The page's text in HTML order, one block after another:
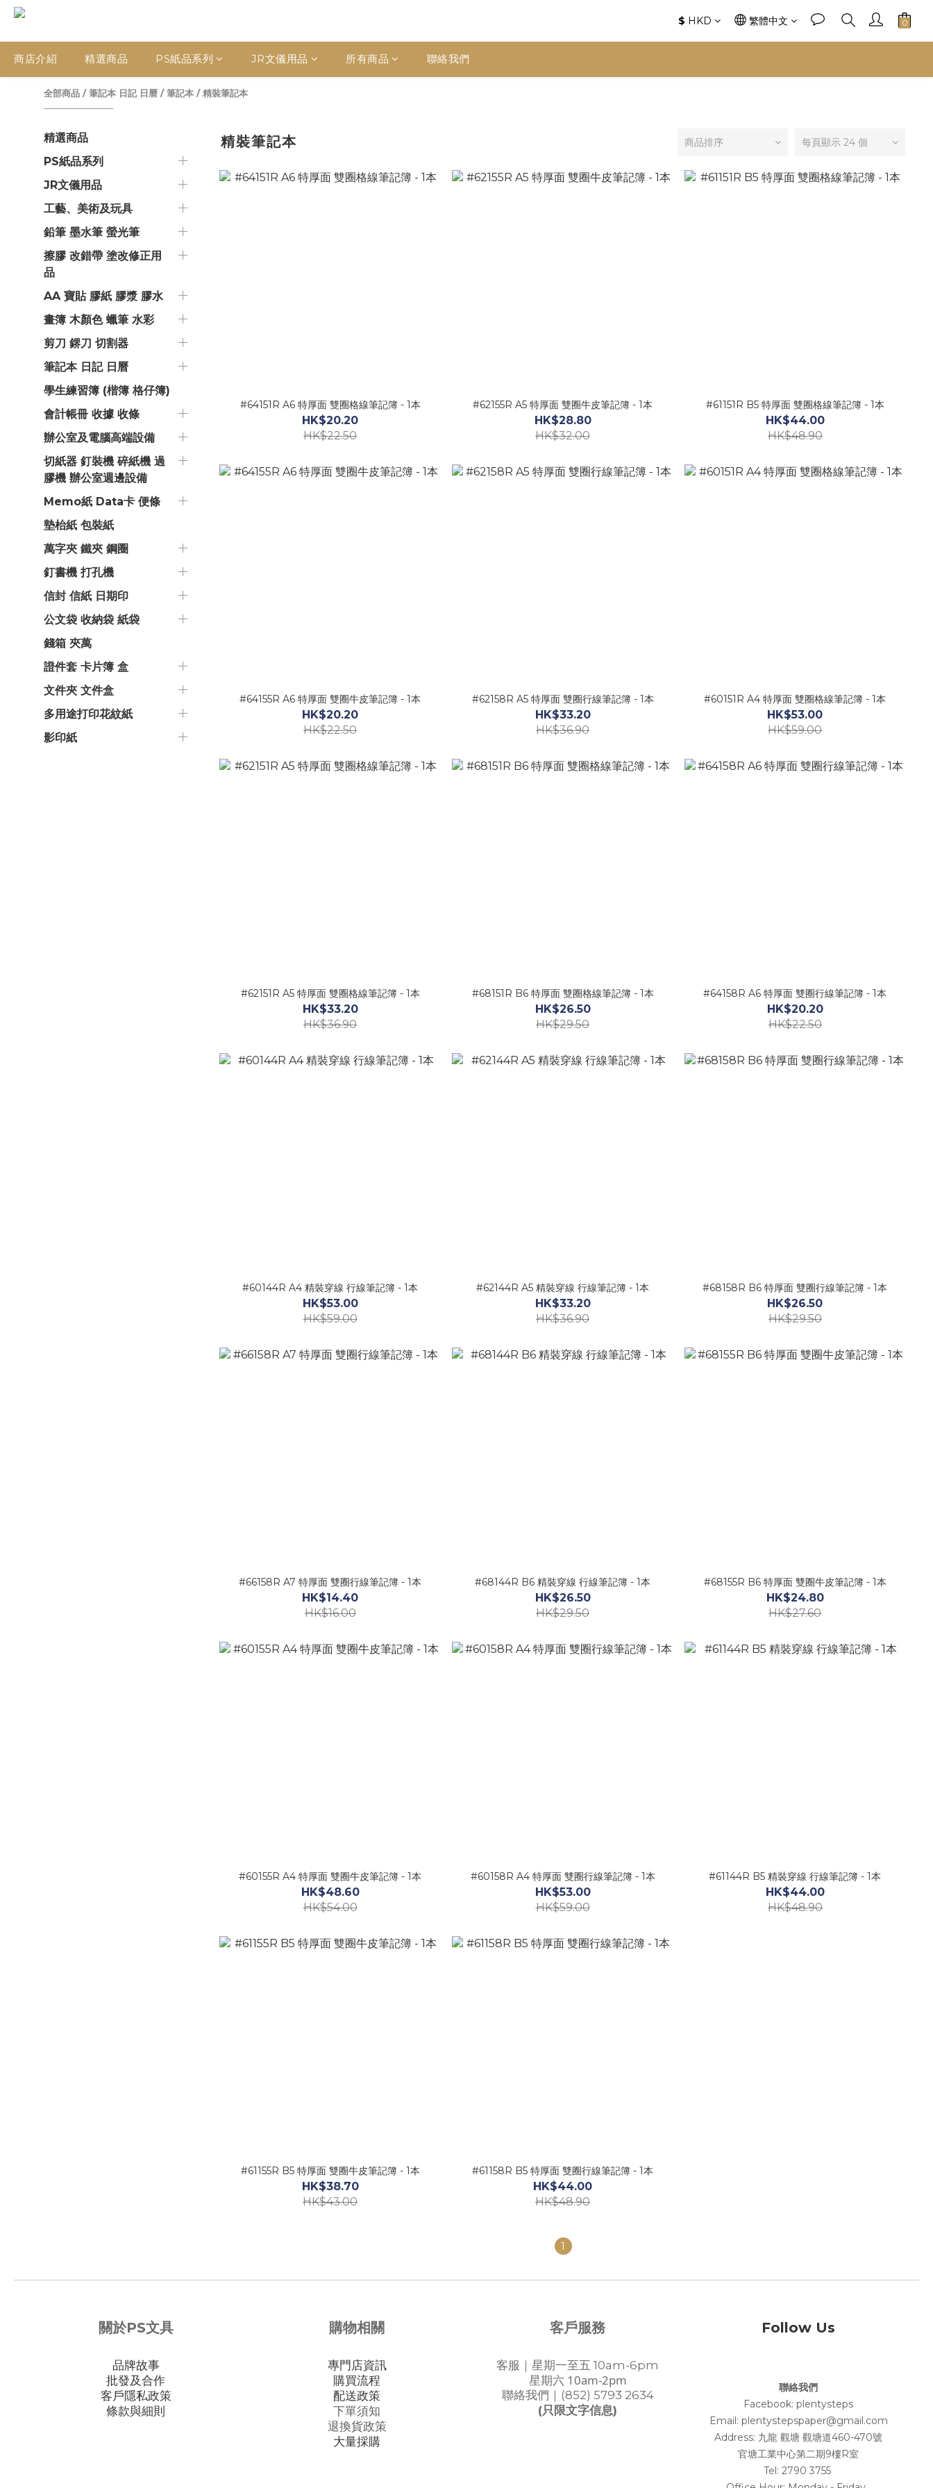
$ HKD 繁體中文
商店介紹 精選商品 PS紙品系列 JR文儀用品 所有商品 聯絡我們
全部商品 /筆記本 日記 日曆 /筆記本 /精裝筆記本
精選商品
PS紙品系列
JR文儀用品
工藝、美術及玩具
鉛筆 墨水筆 螢光筆
擦膠 改錯帶 塗改修正用
品
AA 寶貼 膠紙 膠漿 膠水
畫簿 木顏色 蠟筆 水彩
剪刀 鎅刀 切割器
筆記本 日記 日曆
學生練習簿 (楷簿 格仔簿)
會計帳冊 收據 收條
辦公室及電腦高端設備
切紙器 釘裝機 碎紙機 過
膠機 辦公室週邊設備
Memo紙 Data卡 便條
墊枱紙 包裝紙
萬字夾 鐵夾 鋼圈
釘書機 打孔機
信封 信紙 日期印
公文袋 收納袋 紙袋
錢箱 夾萬
證件套 卡片簿 盒
文件夾 文件盒
多用途打印花紋紙
影印紙
精裝筆記本 商品排序 每頁顯示 24 個
#64151R A6 特厚面 雙圈格線筆記簿 - 1本
HK$20.20
HK$22.50
#62155R A5 特厚面 雙圈牛皮筆記簿 - 1本
HK$28.80
HK$32.00
#61151R B5 特厚面 雙圈格線筆記簿 - 1本
HK$44.00
HK$48.90
#64155R A6 特厚面 雙圈牛皮筆記簿 - 1本
HK$20.20
HK$22.50
#62158R A5 特厚面 雙圈行線筆記簿 - 1本
HK$33.20
HK$36.90
#60151R A4 特厚面 雙圈格線筆記簿 - 1本
HK$53.00
HK$59.00
#62151R A5 特厚面 雙圈格線筆記簿 - 1本
HK$33.20
HK$36.90
#68151R B6 特厚面 雙圈格線筆記簿 - 1本
HK$26.50
HK$29.50
#64158R A6 特厚面 雙圈行線筆記簿 - 1本
HK$20.20
HK$22.50
#60144R A4 精裝穿線 行線筆記簿 - 1本
HK$53.00
HK$59.00
#62144R A5 精裝穿線 行線筆記簿 - 1本
HK$33.20
HK$36.90
#68158R B6 特厚面 雙圈行線筆記簿 - 1本
HK$26.50
HK$29.50
#66158R A7 特厚面 雙圈行線筆記簿 - 1本
HK$14.40
HK$16.00
#68144R B6 精裝穿線 行線筆記簿 - 1本
HK$26.50
HK$29.50
#68155R B6 特厚面 雙圈牛皮筆記簿 - 1本
HK$24.80
HK$27.60
#60155R A4 特厚面 雙圈牛皮筆記簿 - 1本
HK$48.60
HK$54.00
#60158R A4 特厚面 雙圈行線筆記簿 - 1本
HK$53.00
HK$59.00
#61144R B5 精裝穿線 行線筆記簿 - 1本
HK$44.00
HK$48.90
#61155R B5 特厚面 雙圈牛皮筆記簿 - 1本
HK$38.70
HK$43.00
#61158R B5 特厚面 雙圈行線筆記簿 - 1本
HK$44.00
HK$48.90
1
關於PS文具
品牌故事
批發及合作
客戶隱私政策
條款與細則
購物相關
專門店資訊
購買流程
配送政策
下單須知
退換貨政策
大量採購
客戶服務
客服｜星期一至五 10am-6pm
星期六 10am-2pm
聯絡我們｜(852) 5793 2634
(只限文字信息)
Follow Us
聯絡我們
Facebook: plentysteps
Email: plentystepspaper@gmail.com
Address: 九龍 觀塘 觀塘道460-470號
官塘工業中心第二期9樓R室
Tel: 2790 3755